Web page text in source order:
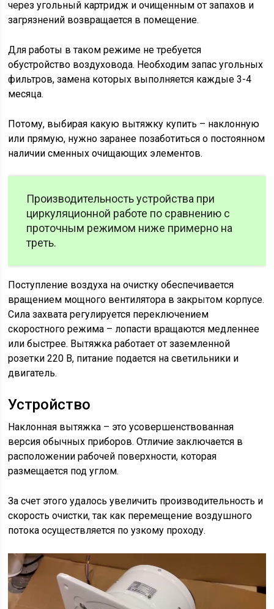
через угольный картридж и очищенным от запахов и
загрязнений возвращается в помещение.
Для работы в таком режиме не требуется
обустройство воздуховода. Необходим запас угольных
фильтров, замена которых выполняется каждые 3-4
месяца.
Потому, выбирая какую вытяжку купить – наклонную
или прямую, нужно заранее позаботиться о постоянном
наличии сменных очищающих элементов.
Производительность устройства при
циркуляционной работе по сравнению с
проточным режимом ниже примерно на
треть.
Поступление воздуха на очистку обеспечивается
вращением мощного вентилятора в закрытом корпусе.
Сила захвата регулируется переключением
скоростного режима – лопасти вращаются медленнее
или быстрее. Вытяжка работает от заземленной
розетки 220 В, питание подается на светильники и
двигатель.
Устройство
Наклонная вытяжка – это усовершенствованная
версия обычных приборов. Отличие заключается в
расположении рабочей поверхности, которая
размещается под углом.
За счет этого удалось увеличить производительность и
скорость очистки, так как перемещение воздушного
потока осуществляется по узкому проходу.